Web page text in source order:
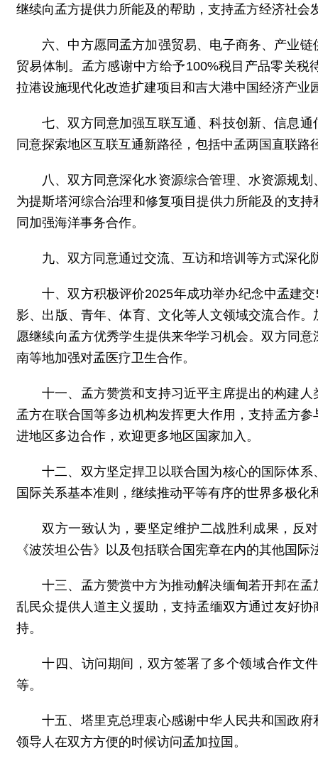
继续向孟方提供力所能及的帮助，支持孟方经济社会
六、中方愿同孟方加强贸易、电子商务、产业
贸易体制。孟方感谢中方给予100%税目产品零关
拉港设施现代化改造扩建项目和吉大港中国经济产业
七、双方同意加强互联互通、科技创新、信息
同意探索地区互联互通新路径，包括中孟两国直联路
八、双方同意深化水资源综合管理、水资源规
为提斯塔河综合治理和修复项目提供力所能及的支
同加强海洋事务合作。
九、双方同意通过交流、互访和培训等方式深
十、双方积极评价2025年成功举办纪念中孟建
影、出版、青年、体育、文化等人文领域交流合作
愿继续向孟方优秀学生提供来华学习机会。双方同
南等地加强对孟医疗卫生合作。
十一、孟方赞赏和支持习近平主席提出的构建
孟方在联合国等多边机构发挥更大作用，支持孟方
进地区多边合作，欢迎更多地区国家加入。
十二、双方坚定捍卫以联合国为核心的国际体
国际关系基本准则，继续推动平等有序的世界多极化
双方一致认为，要坚定维护二战胜利成果，反
《波茨坦公告》以及包括联合国宪章在内的其他国
十三、孟方赞赏中方为推动解决缅甸若开邦在
乱民众提供人道主义援助，支持孟缅双方通过友好
持。
十四、访问期间，双方签署了多个领域合作文
等。
十五、塔里克总理衷心感谢中华人民共和国政
领导人在双方方便的时候访问孟加拉国。